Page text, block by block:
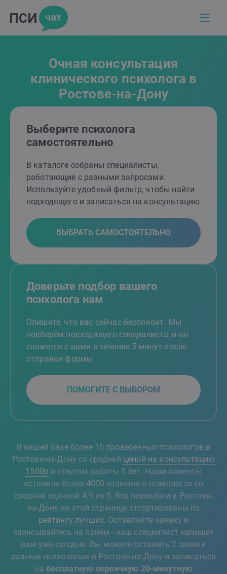
Очная консультация
клинического психолога в
Ростове-на-Дону
Выберите психолога
самостоятельно
В каталоге собраны специалисты,
работающие с разными запросами.
Используйте удобный фильтр, чтобы найти
подходящего и записаться на консультацию
ВЫБРАТЬ САМОСТОЯТЕЛЬНО
Доверьте подбор вашего
психолога нам
Опишите, что вас сейчас беспокоит. Мы
подберём подходящего специалиста, и он
свяжется с вами в течение 5 минут после
отправки формы
ПОМОГИТЕ С ВЫБОРОМ
В нашей базе более 15 проверенных психологов в
Ростове-на-Дону со средней ценой на консультацию
1500р и опытом работы 5 лет. Наши клиенты
оставили более 4000 отзывов о психологах со
средней оценкой 4.9 из 5. Все психологи в Ростове-
на-Дону на этой странице отсортированы по
рейтингу лучших. Оставляйте заявку и
записывайтесь на прием - наш специалист напишет
вам уже сегодня. Вы можете оставить 2 заявки
разным психологам в Ростове-на-Дону и записаться
на бесплатную первичную 20-минутную